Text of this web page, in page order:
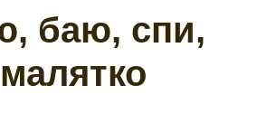
баю, спи,
малятко